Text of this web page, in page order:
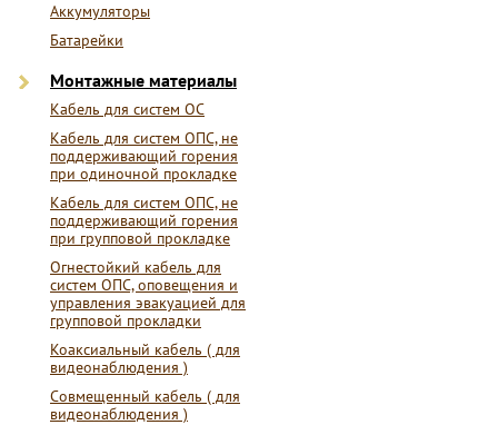
Аккумуляторы
Батарейки
Монтажные материалы
Кабель для систем ОС
Кабель для систем ОПС, не
поддерживающий горения
при одиночной прокладке
Кабель для систем ОПС, не
поддерживающий горения
при групповой прокладке
Огнестойкий кабель для
систем ОПС, оповещения и
управления эвакуацией для
групповой прокладки
Коаксиальный кабель ( для
видеонаблюдения )
Совмещенный кабель ( для
видеонаблюдения )